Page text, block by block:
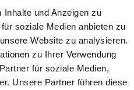
und Anzeigen zu
soziale Medien anbieten zu
Website zu analysieren.
zu Ihrer Verwendung
für soziale Medien,
Unsere Partner führen diese
VERANSTALTERS